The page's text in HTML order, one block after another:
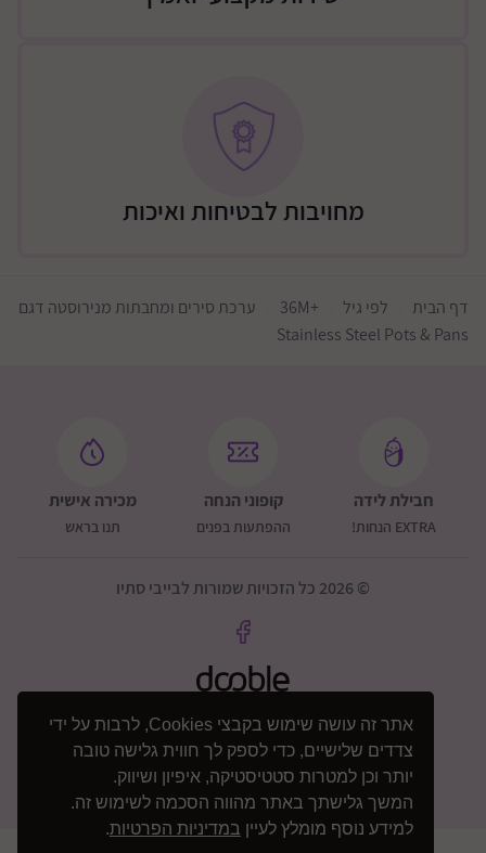
אתר זה עושה שימוש בקבצי Cookies, לרבות על ידי
צדדים שלישיים, כדי לספק לך חווית גלישה טובה
יותר וכן למטרות סטטיסטיקה, איפיון ושיווק.
המשך גלישתך באתר מהווה הסכמה לשימוש זה.
למידע נוסף מומלץ לעיין במדיניות הפרטיות.
מחויבות לבטיחות ואיכות
דף הבית לפי גיל +36M
ערכת סירים ומחבתות מנירוסטה דגם
Stainless Steel Pots & Pans
חבילת לידה
EXTRA הנחות!
קופוני הנחה
ההפתעות בפנים
מכירה אישית
תנו בראש
© 2026 כל הזכויות שמורות לבייבי סתיו